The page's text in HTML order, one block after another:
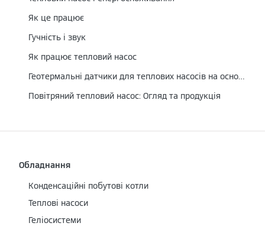
Як це працює
Гучність і звук
Як працює тепловий насос
Геотермальні датчики для теплових насосів на основі розсолу/води
Повітряний тепловий насос: Огляд та продукція
Обладнання
Конденсаційні побутові котли
Теплові насоси
Геліосистеми